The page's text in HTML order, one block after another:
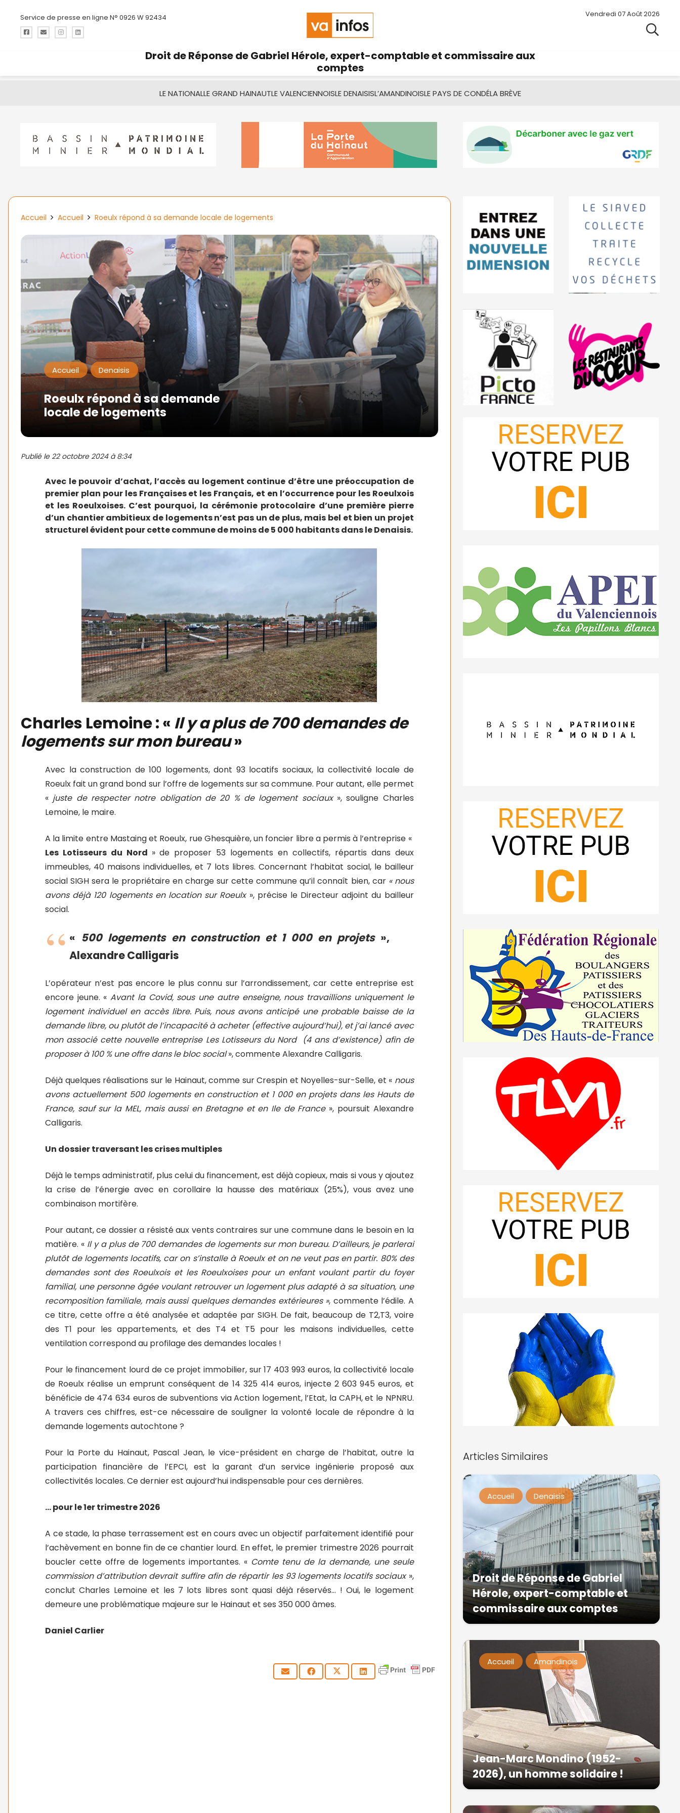
Service de presse en ligne N° 0926 W 92434 Vendredi 07 Août 2026
Droit de Réponse de Gabriel Hérole, expert-comptable et commissaire aux
comptes
LE NATIONALLE GRAND HAINAUTLE VALENCIENNOISLE DENAISISL’AMANDINOISLE PAYS DE CONDÉLA BRÈVE
Accueil Accueil Roeulx répond à sa demande locale de logements
Accueil Denaisis
Roeulx répond à sa demande
locale de logements
Publié le22 octobre 2024 à 8:34
Avec le pouvoir d’achat, l’accès au logement continue d’être une préoccupation de
premier plan pour les Françaises et les Français, et en l’occurrence pour les Roeulxois
et les Roeulxoises. C’est pourquoi, la cérémonie protocolaire d’une première pierre
d’un chantier ambitieux de logements n’est pas un de plus, mais bel et bien un projet
structurel évident pour cette commune de moins de 5 000 habitants dans le Denaisis.
Charles Lemoine : « Il y a plus de 700 demandes de
logements sur mon bureau»
Avec la construction de 100 logements, dont 93 locatifs sociaux, la collectivité locale de
Roeulx fait un grand bond sur l’offre de logements sur sa commune. Pour autant, elle permet
« juste de respecter notre obligation de 20 % de logement sociaux », souligne Charles
Lemoine, le maire.
A la limite entre Mastaing et Roeulx, rue Ghesquière, un foncier libre a permis à l’entreprise «
Les Lotisseurs du Nord » de proposer 53 logements en collectifs, répartis dans deux
immeubles, 40 maisons individuelles, et 7 lots libres. Concernant l’habitat social, le bailleur
social SIGH sera le propriétaire en charge sur cette commune qu’il connaît bien, car« nous
avons déjà 120 logements en location sur Roeulx », précise le Directeur adjoint du bailleur
social.
« 500 logements en construction et 1 000 en projets»,
Alexandre Calligaris
L’opérateur n’est pas encore le plus connu sur l’arrondissement, car cette entreprise est
encore jeune. «Avant la Covid, sous une autre enseigne, nous travaillions uniquement le
logement individuel en accès libre. Puis, nous avons anticipé une probable baisse de la
demande libre, ou plutôt de l’incapacité à acheter (effective aujourd’hui), et j’ai lancé avec
mon associé cette nouvelle entreprise Les Lotisseurs du Nord (4 ans d’existence) afin de
proposer à 100 % une offre dans le bloc social», commente Alexandre Calligaris.
Déjà quelques réalisations sur le Hainaut, comme sur Crespin et Noyelles-sur-Selle, et « nous
avons actuellement 500 logements en construction et 1 000 en projets dans les Hauts de
France, sauf sur la MEL, mais aussi en Bretagne et en Ile de France», poursuit Alexandre
Calligaris.
Un dossier traversant les crises multiples
Déjà le temps administratif, plus celui du financement, est déjà copieux, mais si vous y ajoutez
la crise de l’énergie avec en corollaire la hausse des matériaux (25%), vous avez une
combinaison mortifère.
Pour autant, ce dossier a résisté aux vents contraires sur une commune dans le besoin en la
matière. « Il y a plus de 700 demandes de logements sur mon bureau. D’ailleurs, je parlerai
plutôt de logements locatifs, car on s’installe à Roeulx et on ne veut pas en partir. 80% des
demandes sont des Roeulxois et les Roeulxoises pour un enfant voulant partir du foyer
familial, une personne âgée voulant retrouver un logement plus adapté à sa situation, une
recomposition familiale, mais aussi quelques demandes extérieures », commente l’édile. A
ce titre, cette offre a été analysée et adaptée par SIGH. De fait, beaucoup de T2,T3, voire
des T1 pour les appartements, et des T4 et T5 pour les maisons individuelles, cette
ventilation correspond au profilage des demandes locales !
Pour le financement lourd de ce projet immobilier, sur 17 403 993 euros, la collectivité locale
de Roeulx réalise un emprunt conséquent de 14 325 414 euros, injecte 2 603 945 euros, et
bénéficie de 474 634 euros de subventions via Action logement, l’Etat, la CAPH, et le NPNRU.
A travers ces chiffres, est-ce nécessaire de souligner la volonté locale de répondre à la
demande logements autochtone ?
Pour la Porte du Hainaut, Pascal Jean, le vice-président en charge de l’habitat, outre la
participation financière de l’EPCI, est la garant d’un service ingénierie proposé aux
collectivités locales. Ce dernier est aujourd’hui indispensable pour ces dernières.
… pour le 1er trimestre 2026
A ce stade, la phase terrassement est en cours avec un objectif parfaitement identifié pour
l’achèvement en bonne fin de ce chantier lourd. En effet, le premier trimestre 2026 pourrait
boucler cette offre de logements importantes. « Comte tenu de la demande, une seule
commission d’attribution devrait suffire afin de répartir les 93 logements locatifs sociaux»,
conclut Charles Lemoine et les 7 lots libres sont quasi déjà réservés… ! Oui, le logement
demeure une problématique majeure sur le Hainaut et ses 350 000 âmes.
Daniel Carlier
Articles Similaires
Accueil Denaisis
Droit de Réponse de Gabriel
Hérole, expert-comptable et
commissaire aux comptes
Accueil Amandinois
Jean-Marc Mondino (1952-
2026), un homme solidaire !